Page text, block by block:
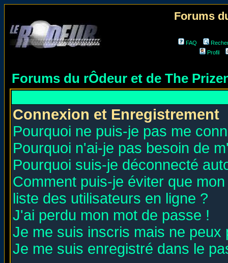
Forums
FAQ
Profil
Forums du rÔdeur et de The
Connexion et Enregistrement
Pourquoi ne puis-je pas me
Pourquoi n'ai-je pas besoin de
Pourquoi suis-je déconnecté
Comment puis-je éviter que
liste des utilisateurs en ligne ?
J'ai perdu mon mot de passe !
Je me suis inscris mais ne peux
Je me suis enregistré dans le